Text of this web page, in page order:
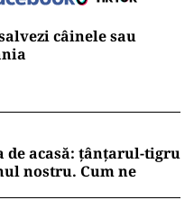
câinele sau
de acasă: țânțarul-tigru
nostru. Cum ne